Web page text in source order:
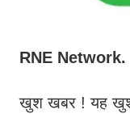
RNE Network.
खुश खबर ! यह खुश